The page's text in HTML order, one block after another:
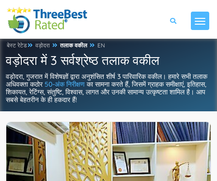
बेस्ट रेटेड वड़ोदरा तलाक वकील EN
वड़ोदरा में 3 सर्वश्रेष्ठ तलाक वकील
वड़ोदरा, गुजरात में विशेषज्ञों द्वारा अनुशंसित शीर्ष 3 पारिवारिक वकील। हमारे सभी तलाक
अधिवक्ता कठोर 50-अंक निरीक्षण का सामना करते हैं, जिसमें ग्राहक समीक्षाएं, इतिहास,
शिकायत, रेटिंग्स, संतुष्टि, विश्वास, लागत और उनकी सामान्य उत्कृष्टता शामिल है। आप
सबसे बेहतरीन के ही हकदार हैं!